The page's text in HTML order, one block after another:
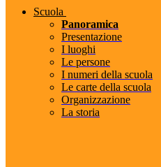
Scuola
Panoramica
Presentazione
I luoghi
Le persone
I numeri della scuola
Le carte della scuola
Organizzazione
La storia